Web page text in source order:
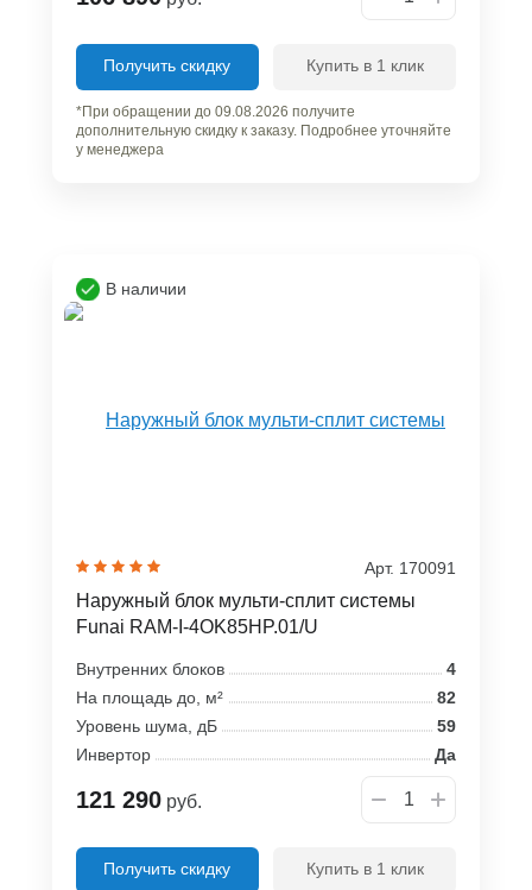
Получить скидку Купить в 1 клик
*При обращении до 09.08.2026 получите
дополнительную скидку к заказу. Подробнее уточняйте
у менеджера
В наличии
Арт. 170091
Наружный блок мульти-сплит системы
Funai RAM-I-4OK85HP.01/U
Внутренних блоков
4
На площадь до, м²
82
Уровень шума, дБ
59
Инвертор
Да
121 290 руб.
Получить скидку Купить в 1 клик